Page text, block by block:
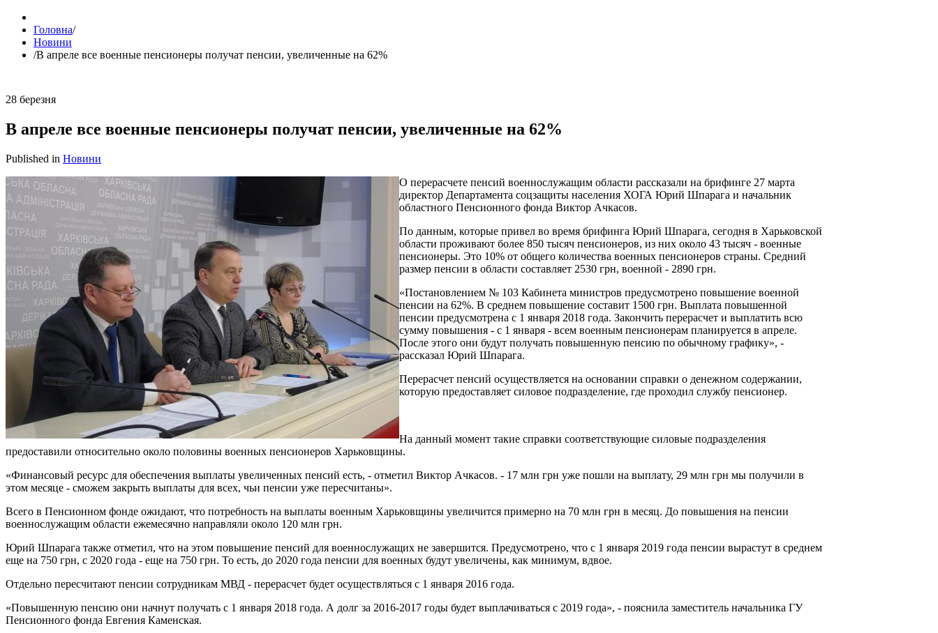
Головна/
Новини
/В апреле все военные пенсионеры получат пенсии, увеличенные на 62%
28 березня
В апреле все военные пенсионеры получат пенсии, увеличенные на 62%
Published in Новини
О перерасчете пенсий военнослужащим области рассказали на брифинге 27 марта
директор Департамента соцзащиты населения ХОГА Юрий Шпарага и начальник
областного Пенсионного фонда Виктор Ачкасов.
По данным, которые привел во время брифинга Юрий Шпарага, сегодня в Харьковской
области проживают более 850 тысяч пенсионеров, из них около 43 тысяч - военные
пенсионеры. Это 10% от общего количества военных пенсионеров страны. Средний
размер пенсии в области составляет 2530 грн, военной - 2890 грн.
«Постановлением № 103 Кабинета министров предусмотрено повышение военной
пенсии на 62%. В среднем повышение составит 1500 грн. Выплата повышенной
пенсии предусмотрена с 1 января 2018 года. Закончить перерасчет и выплатить всю
сумму повышения - с 1 января - всем военным пенсионерам планируется в апреле.
После этого они будут получать повышенную пенсию по обычному графику», -
рассказал Юрий Шпарага.
Перерасчет пенсий осуществляется на основании справки о денежном содержании,
которую предоставляет силовое подразделение, где проходил службу пенсионер.
На данный момент такие справки соответствующие силовые подразделения
предоставили относительно около половины военных пенсионеров Харьковщины.
«Финансовый ресурс для обеспечения выплаты увеличенных пенсий есть, - отметил Виктор Ачкасов. - 17 млн ​​грн уже пошли на выплату, 29 млн грн мы получили в
этом месяце - сможем закрыть выплаты для всех, чьи пенсии уже пересчитаны».
Всего в Пенсионном фонде ожидают, что потребность на выплаты военным Харьковщины увеличится примерно на 70 млн грн в месяц. До повышения на пенсии
военнослужащим области ежемесячно направляли около 120 млн грн.
Юрий Шпарага также отметил, что на этом повышение пенсий для военнослужащих не завершится. Предусмотрено, что с 1 января 2019 года пенсии вырастут в среднем
еще на 750 грн, с 2020 года - еще на 750 грн. То есть, до 2020 года пенсии для военных будут увеличены, как минимум, вдвое.
Отдельно пересчитают пенсии сотрудникам МВД - перерасчет будет осуществляться с 1 января 2016 года.
«Повышенную пенсию они начнут получать с 1 января 2018 года. А долг за 2016-2017 годы будет выплачиваться с 2019 года», - пояснила заместитель начальника ГУ
Пенсионного фонда Евгения Каменская.